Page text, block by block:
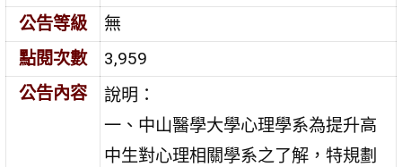
公告等級
無
點閱次數
3,959
公告內容
說明：
一、中山醫學大學心理學系為提升高
中生對心理相關學系之了解，特規劃